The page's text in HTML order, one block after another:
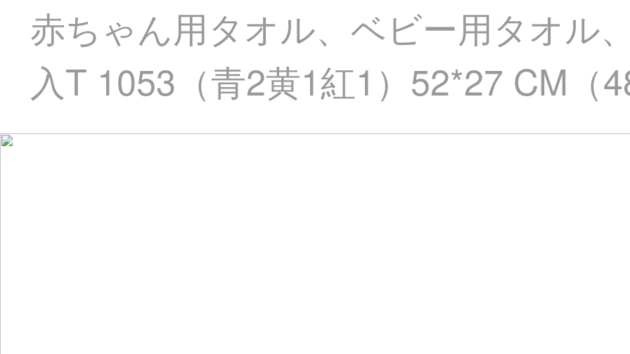
赤ちゃん用タオル、ベビー用タオル
入T 1053（青2黄1紅1）52*27 CM（